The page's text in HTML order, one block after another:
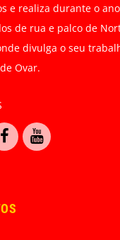
e realiza durante o ano
de rua e palco de
divulga o seu
Ovar.